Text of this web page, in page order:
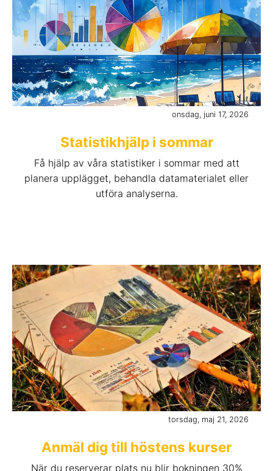
onsdag, juni 17, 2026
Statistikhjälp i sommar
Få hjälp av våra statistiker i sommar med att
planera upplägget, behandla datamaterialet eller
utföra analyserna.
torsdag, maj 21, 2026
Anmäl dig till höstens kurser
När du reserverar plats nu blir bokningen 30%